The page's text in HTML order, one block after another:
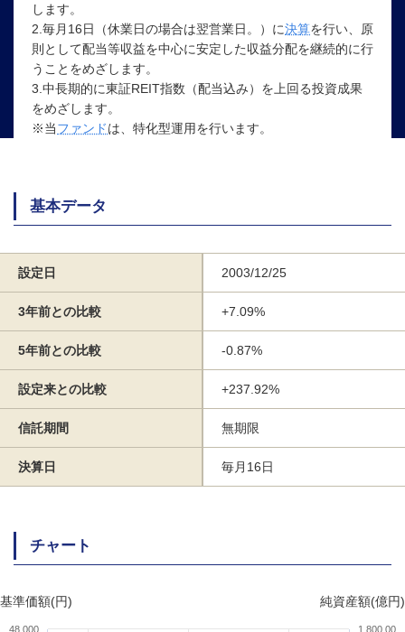
します。
2.毎月16日（休業日の場合は翌営業日。）に決算を行い、原
則として配当等収益を中心に安定した収益分配を継続的に行
うことをめざします。
3.中長期的に東証REIT指数（配当込み）を上回る投資成果
をめざします。
※当ファンドは、特化型運用を行います。
基本データ
設定日 2003/12/25
3年前との比較 +7.09%
5年前との比較 -0.87%
設定来との比較 +237.92%
信託期間 無期限
決算日 毎月16日
チャート
基準価額(円) 純資産額(億円)
48,000 1,800.00